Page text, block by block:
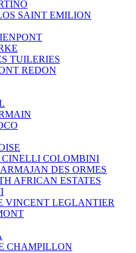
SAINT EMILION
TUILERIES
REDON
COLOMBINI
DES ORMES
AFRICAN ESTATES
VINCENT LEGLANTIER
CHAMPILLON